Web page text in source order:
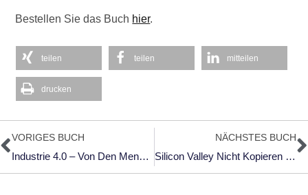
Bestellen Sie das Buch hier.
teilen teilen mitteilen
drucken
Zurück
VORIGES BUCH
Industrie 4.0 – Von Den Menschen Aus Gesehen
NÄCHSTES BUCH
Silicon Valley Nicht Kopieren – Aber Kapieren